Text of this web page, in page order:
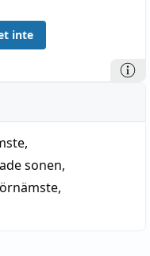
inte
,
sonen,
,